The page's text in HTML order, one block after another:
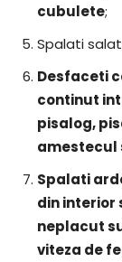
cubulete;
Spalati
Desfaceti
continut
pisalog,
amestecul
Spalati
din interior
neplacut
viteza de